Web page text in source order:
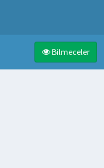
Bilmeceler